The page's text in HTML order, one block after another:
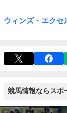
ウィンズ・エクセ
競馬情報ならスポ